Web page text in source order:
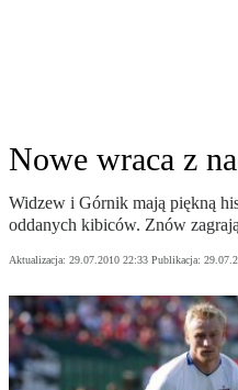
Nowe wraca z
Widzew i Górnik mają piękną
oddanych kibiców. Znów
Aktualizacja: 29.07.2010 22:33 Publikacja: